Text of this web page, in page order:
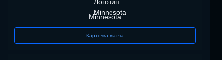
Minnesota
Карточка матча